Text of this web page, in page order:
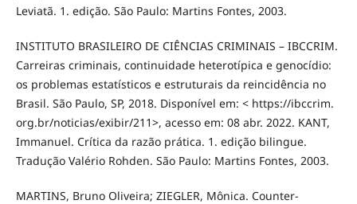
Leviatã. 1. edição. São Paulo: Martins Fontes, 2003.
INSTITUTO BRASILEIRO DE CIÊNCIAS CRIMINAIS – IBCCRIM.
Carreiras criminais, continuidade heterotípica e genocídio:
os problemas estatísticos e estruturais da reincidência no
Brasil. São Paulo, SP, 2018. Disponível em: < https://ibccrim.
org.br/noticias/exibir/211>, acesso em: 08 abr. 2022. KANT,
Immanuel. Crítica da razão prática. 1. edição bilingue.
Tradução Valério Rohden. São Paulo: Martins Fontes, 2003.
MARTINS, Bruno Oliveira; ZIEGLER, Mônica. Counter-